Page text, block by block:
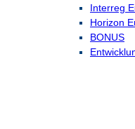
Interreg
Horizon
BONUS